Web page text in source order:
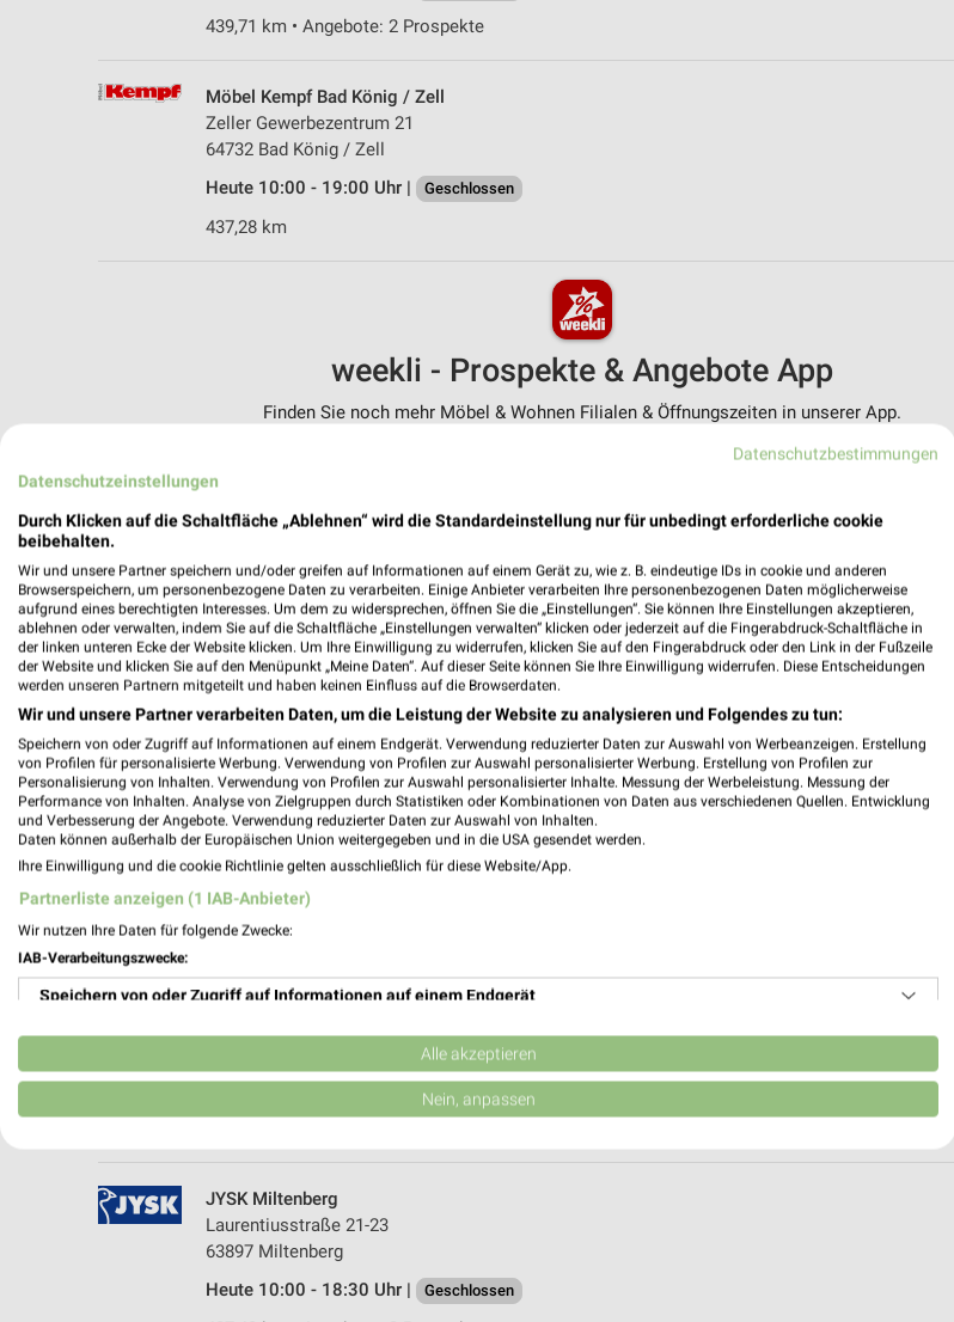
439,71 km • Angebote: 2 Prospekte
Möbel Kempf Bad König / Zell
Zeller Gewerbezentrum 21
64732 Bad König / Zell
Heute 10:00 - 19:00 Uhr |
Geschlossen
437,28 km
weekli - Prospekte & Angebote App
Finden Sie noch mehr Möbel & Wohnen Filialen & Öffnungszeiten in unserer App.
✔Push-Benachrichtigungen bei neuen Prospekten
Einkaufsliste - Einkauf stressfrei planen
Nutze weekli auch mobil – App jetzt laden oder QR-Code scannen.
JYSK Höchst i. Odw.
Heute 10:00 - 18:00 Uhr | Geschlossen
JYSK Miltenberg
Laurentiusstraße 21-23
63897 Miltenberg
Heute 10:00 - 18:30 Uhr |
Geschlossen
Datenschutzbestimmungen
Datenschutzeinstellungen
Durch Klicken auf die Schaltfläche „Ablehnen“ wird die Standardeinstellung nur für unbedingt erforderliche cookie
beibehalten.
Wir und unsere Partner speichern und/oder greifen auf Informationen auf einem Gerät zu, wie z. B. eindeutige IDs in cookie und anderen
Browserspeichern, um personenbezogene Daten zu verarbeiten. Einige Anbieter verarbeiten Ihre personenbezogenen Daten möglicherweise
aufgrund eines berechtigten Interesses. Um dem zu widersprechen, öffnen Sie die „Einstellungen“. Sie können Ihre Einstellungen akzeptieren,
ablehnen oder verwalten, indem Sie auf die Schaltfläche „Einstellungen verwalten“ klicken oder jederzeit auf die Fingerabdruck-Schaltfläche in
der linken unteren Ecke der Website klicken. Um Ihre Einwilligung zu widerrufen, klicken Sie auf den Fingerabdruck oder den Link in der Fußzeile
der Website und klicken Sie auf den Menüpunkt „Meine Daten“. Auf dieser Seite können Sie Ihre Einwilligung widerrufen. Diese Entscheidungen
werden unseren Partnern mitgeteilt und haben keinen Einfluss auf die Browserdaten.
Wir und unsere Partner verarbeiten Daten, um die Leistung der Website zu analysieren und Folgendes zu tun:
Speichern von oder Zugriff auf Informationen auf einem Endgerät. Verwendung reduzierter Daten zur Auswahl von Werbeanzeigen. Erstellung
von Profilen für personalisierte Werbung. Verwendung von Profilen zur Auswahl personalisierter Werbung. Erstellung von Profilen zur
Personalisierung von Inhalten. Verwendung von Profilen zur Auswahl personalisierter Inhalte. Messung der Werbeleistung. Messung der
Performance von Inhalten. Analyse von Zielgruppen durch Statistiken oder Kombinationen von Daten aus verschiedenen Quellen. Entwicklung
und Verbesserung der Angebote. Verwendung reduzierter Daten zur Auswahl von Inhalten.
Daten können außerhalb der Europäischen Union weitergegeben und in die USA gesendet werden.
Ihre Einwilligung und die cookie Richtlinie gelten ausschließlich für diese Website/App.
Partnerliste anzeigen (1 IAB-Anbieter)
Wir nutzen Ihre Daten für folgende Zwecke:
IAB-Verarbeitungszwecke:
Speichern von oder Zugriff auf Informationen auf einem Endgerät
Verwendung reduzierter Daten zur Auswahl von Werbeanzeigen
Erstellung von Profilen für personalisierte Werbung
Erstellung von Profilen zur Personalisierung von Inhalten
Verwendung von Profilen zur Auswahl personalisierter Inhalte
Messung der Werbeleistung
Alle akzeptieren
Nein, anpassen